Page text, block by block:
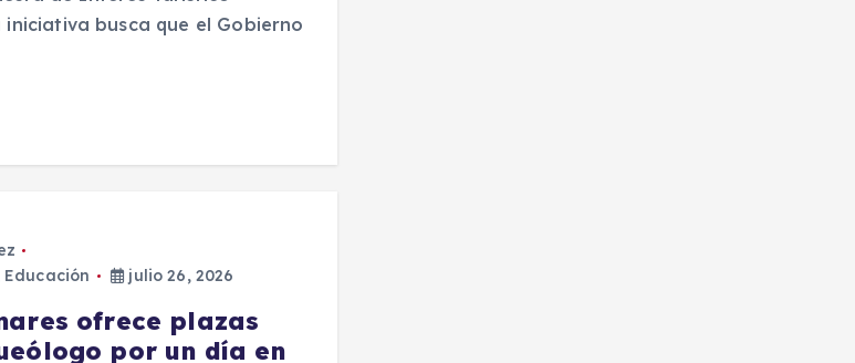
busca que el Gobierno
Educación julio 26, 2026
ofrece plazas
por un día en